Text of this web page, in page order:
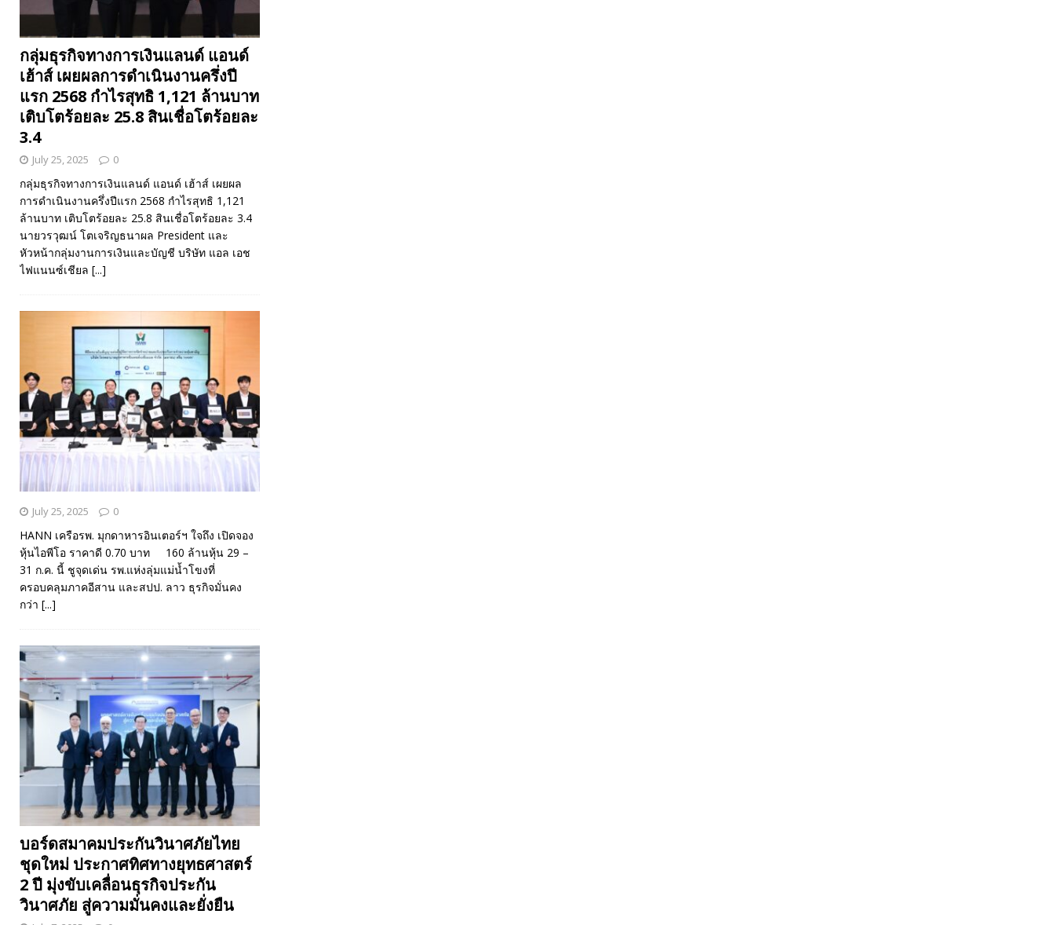
กลุ่มธุรกิจทางการเงินแลนด์ แอนด์
เฮ้าส์ เผยผลการดำเนินงานครึ่งปี
แรก 2568 กำไรสุทธิ 1,121 ล้านบาท
เติบโตร้อยละ 25.8 สินเชื่อโตร้อยละ
3.4
July 25, 2025 0
กลุ่มธุรกิจทางการเงินแลนด์ แอนด์ เฮ้าส์ เผยผล
การดำเนินงานครึ่งปีแรก 2568 กำไรสุทธิ 1,121
ล้านบาท เติบโตร้อยละ 25.8 สินเชื่อโตร้อยละ 3.4
นายวรวุฒน์ โตเจริญธนาผล President และ
หัวหน้ากลุ่มงานการเงินและบัญชี บริษัท แอล เอช
ไฟแนนซ์เชียล [...]
July 25, 2025 0
HANN เครือรพ. มุกดาหารอินเตอร์ฯ ใจถึง เปิดจอง
หุ้นไอพีโอ ราคาดี 0.70 บาท 160 ล้านหุ้น 29 –
31 ก.ค. นี้ ชูจุดเด่น รพ.แห่งลุ่มแม่น้ำโขงที่
ครอบคลุมภาคอีสาน และสปป. ลาว ธุรกิจมั่นคง
กว่า [...]
บอร์ดสมาคมประกันวินาศภัยไทย
ชุดใหม่ ประกาศทิศทางยุทธศาสตร์
2 ปี มุ่งขับเคลื่อนธุรกิจประกัน
วินาศภัย สู่ความมั่นคงและยั่งยืน